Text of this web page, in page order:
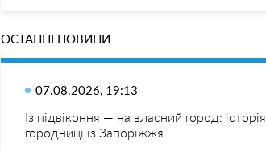
ОСТАННІ НОВИНИ
07.08.2026, 19:13
Із підвіконня — на власний город: історія
городниці із Запоріжжя